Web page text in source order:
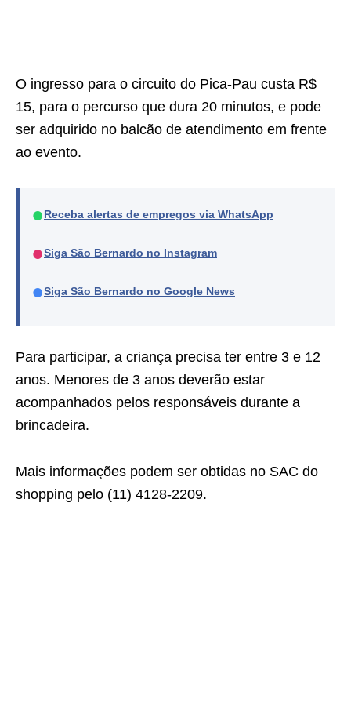
O ingresso para o circuito do Pica-Pau custa R$
15, para o percurso que dura 20 minutos, e pode
ser adquirido no balcão de atendimento em frente
ao evento.
● Receba alertas de empregos via WhatsApp
●Siga São Bernardo no Instagram
●Siga São Bernardo no Google News
Para participar, a criança precisa ter entre 3 e 12
anos. Menores de 3 anos deverão estar
acompanhados pelos responsáveis durante a
brincadeira.
Mais informações podem ser obtidas no SAC do
shopping pelo (11) 4128-2209.